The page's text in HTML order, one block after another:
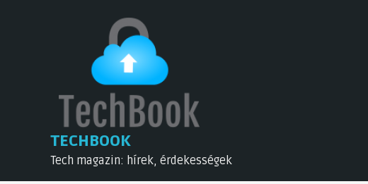
TECHBOOK
Tech magazin: hírek, érdekességek